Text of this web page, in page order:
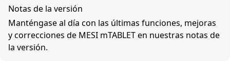
Notas de la versión
Manténgase al día con las últimas funciones, mejoras
y correcciones de MESI mTABLET en nuestras notas de
la versión.